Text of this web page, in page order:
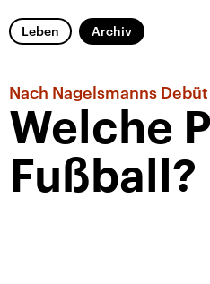
Leben Archiv
Nach Nagelsmanns Debüt
Welche
Fußball?